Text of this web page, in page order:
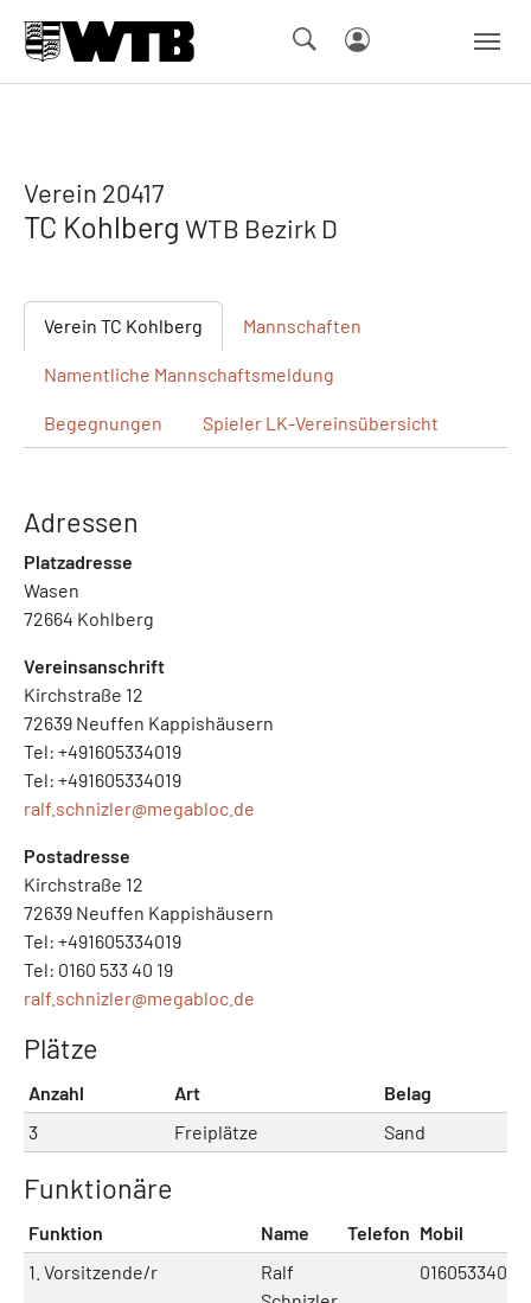
Verein 20417
TC Kohlberg WTB Bezirk D
Verein TC Kohlberg Mannschaften
Namentliche Mannschaftsmeldung
Begegnungen Spieler LK-Vereinsübersicht
Adressen
Platzadresse
Wasen
72664 Kohlberg
Vereinsanschrift
Kirchstraße 12
72639 Neuffen Kappishäusern
Tel: +491605334019
Tel: +491605334019
ralf.schnizler@megabloc.de
Postadresse
Kirchstraße 12
72639 Neuffen Kappishäusern
Tel: +491605334019
Tel: 0160 533 40 19
ralf.schnizler@megabloc.de
Plätze
Anzahl Art
Belag
3
Freiplätze Sand
Funktionäre
Funktion Name Telefon Mobil
1. Vorsitzende/r
Ralf
01605334019